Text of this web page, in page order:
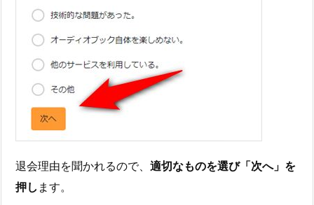
退会理由を聞かれるので、 適切なものを選び「次へ」を
押し ます。